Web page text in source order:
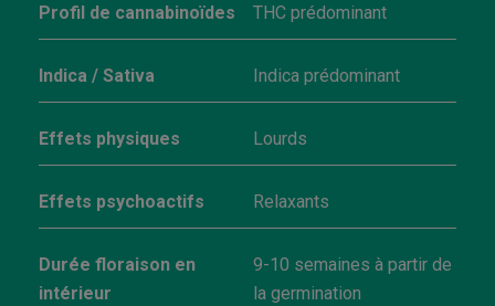
Profil de cannabinoïdes THC prédominant
Indica / Sativa Indica prédominant
Effets physiques Lourds
Effets psychoactifs Relaxants
Durée floraison en
intérieur
9-10 semaines à partir de
la germination